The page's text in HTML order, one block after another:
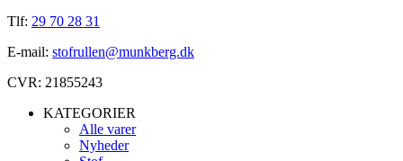
Tlf: 29 70 28 31
E-mail: stofrullen@munkberg.dk
CVR: 21855243
KATEGORIER
Alle varer
Nyheder